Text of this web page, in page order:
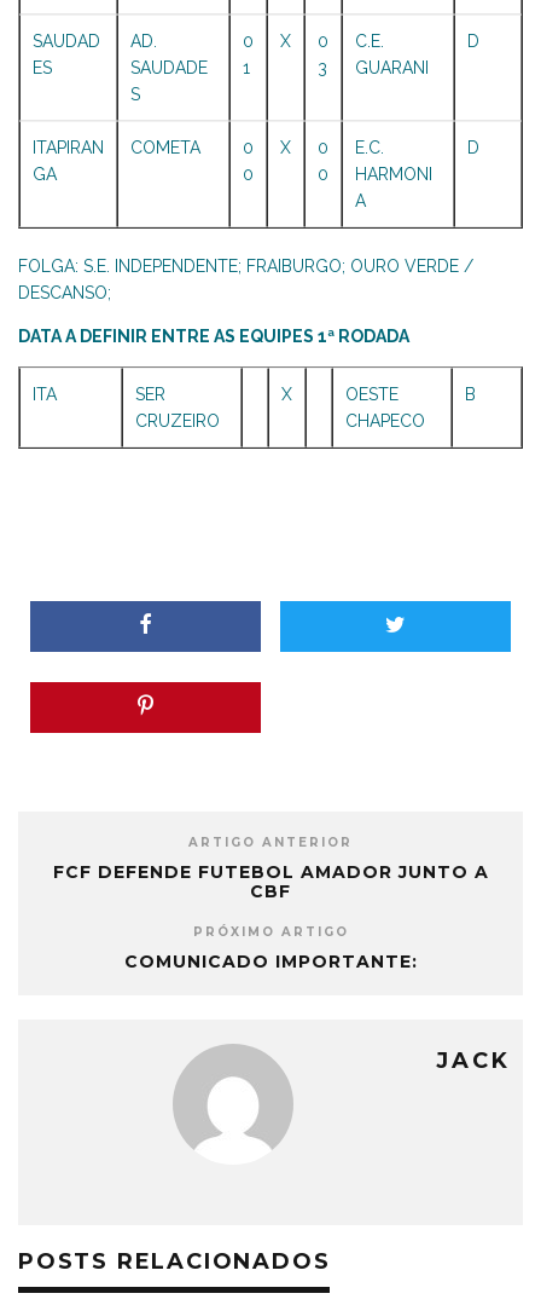
SAUDAD
ES
AD.
SAUDADE
S
0
1
X
0
3
C.E.
GUARANI
D
ITAPIRAN
GA
COMETA
0
0
X
0
0
E.C.
HARMONI
A
D
FOLGA: S.E. INDEPENDENTE; FRAIBURGO; OURO VERDE /
DESCANSO;
DATA A DEFINIR ENTRE AS EQUIPES 1ª RODADA
ITA
SER
CRUZEIRO
X
OESTE
CHAPECO
B
ARTIGO ANTERIOR
FCF DEFENDE FUTEBOL AMADOR JUNTO A
CBF
PRÓXIMO ARTIGO
COMUNICADO IMPORTANTE:
JACK
POSTS RELACIONADOS